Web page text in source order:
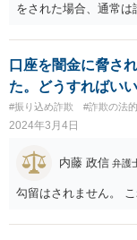
をされた場合、通常
口座を闇金に脅さ
た。どうすればい
#振り込め詐欺 #詐欺の法
2024年3月4日
内藤 政信 弁護
勾留はされません。 こ